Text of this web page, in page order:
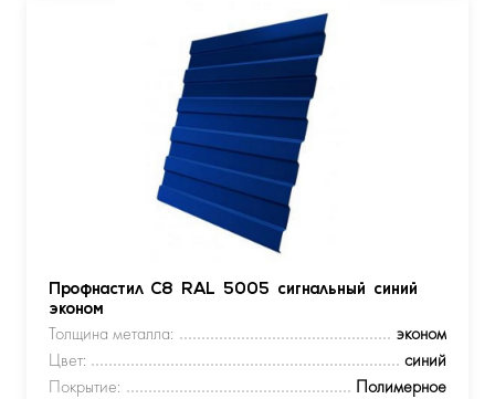
Профнастил С8 RAL 5005 сигнальный синий
эконом
Толщина металла:
эконом
Цвет:
синий
Покрытие:
Полимерное